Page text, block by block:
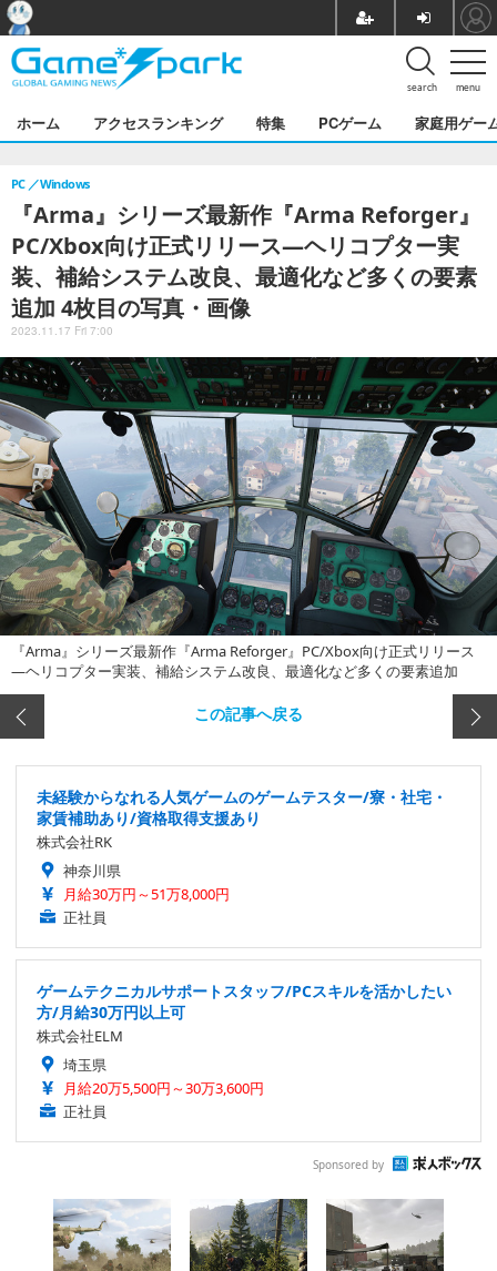
menu
search
ホーム アクセスランキング 特集 PCゲーム 家庭用ゲー
『Arma』シリーズ最新作『Arma Reforger』
PC/Xbox向け正式リリース―ヘリコプター実
装、補給システム改良、最適化など多くの要素
追加 4枚目の写真・画像
PC Windows
2023.11.17 Fri 7:00
『Arma』シリーズ最新作『Arma Reforger』PC/Xbox向け正式リリース
―ヘリコプター実装、補給システム改良、最適化など多くの要素追加
この記事へ戻る
未経験からなれる人気ゲームのゲームテスター/寮・社宅・
家賃補助あり/資格取得支援あり
株式会社RK
神奈川県
月給30万円～51万8,000円
正社員
ゲームテクニカルサポートスタッフ/PCスキルを活かしたい
方/月給30万円以上可
株式会社ELM
埼玉県
月給20万5,500円～30万3,600円
正社員
Sponsored by